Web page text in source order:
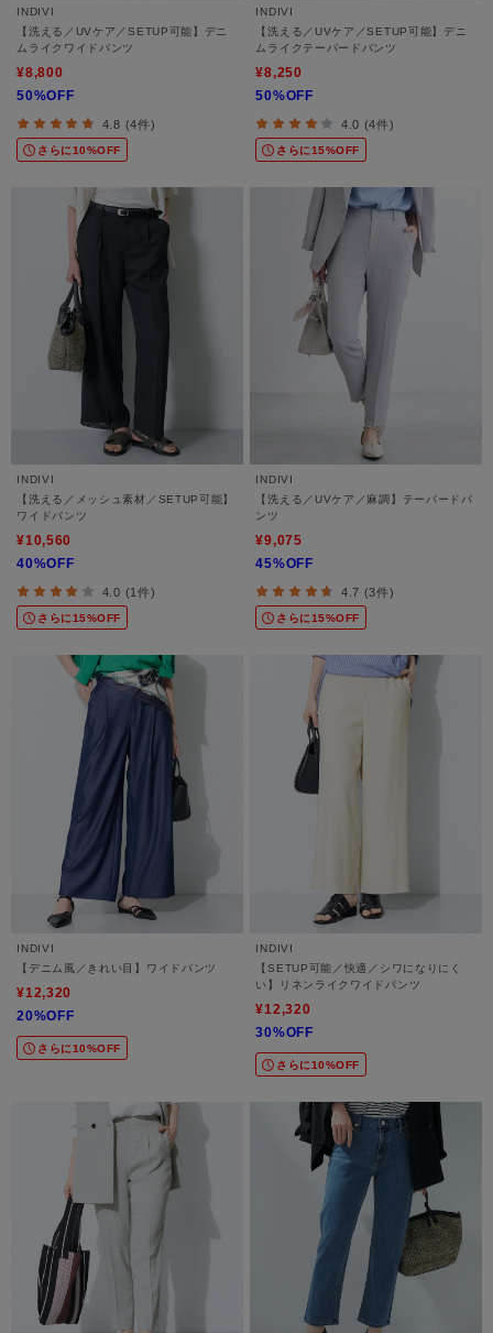
INDIVI
【洗える／UVケア／SETUP可能】デニ
ムライクワイドパンツ
¥8,800
50%OFF
4.8 (4件)
さらに10%OFF
INDIVI
【洗える／UVケア／SETUP可能】デニ
ムライクテーパードパンツ
¥8,250
50%OFF
4.0 (4件)
さらに15%OFF
INDIVI
【洗える／メッシュ素材／SETUP可能】
ワイドパンツ
¥10,560
40%OFF
4.0 (1件)
さらに15%OFF
INDIVI
【洗える／UVケア／麻調】テーパードパ
ンツ
¥9,075
45%OFF
4.7 (3件)
さらに15%OFF
INDIVI
【デニム風／きれい目】ワイドパンツ
¥12,320
20%OFF
さらに10%OFF
INDIVI
【SETUP可能／快適／シワになりにく
い】リネンライクワイドパンツ
¥12,320
30%OFF
さらに10%OFF